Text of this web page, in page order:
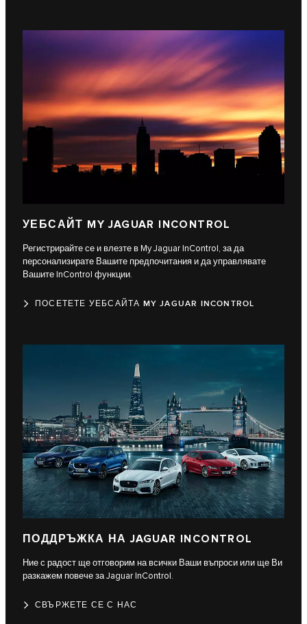
УЕБСАЙТ MY JAGUAR INCONTROL
Регистрирайте се и влезте в My Jaguar InControl, за да
персонализирате Вашите предпочитания и да управлявате
Вашите InControl функции.
ПОСЕТЕТЕ УЕБСАЙТА MY JAGUAR INCONTROL
ПОДДРЪЖКА НА JAGUAR INCONTROL
Ние с радост ще отговорим на всички Ваши въпроси или ще Ви
разкажем повече за Jaguar InControl.
СВЪРЖЕТЕ СЕ С НАС